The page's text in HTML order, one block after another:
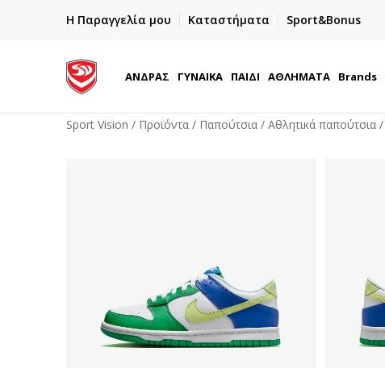
Η Παραγγελία μου Καταστήματα Sport&Bonus
ΓΡΗΓΟΡΟΤΕΡΗ ΠΑΡΑΔΟΣΗ ΜΕ BOX NOW
Παραλαβή 24/7
ΑΝΔΡΑΣ ΓΥΝΑΙΚΑ ΠΑΙΔΙ ΑΘΛΗΜΑΤΑ Brands
Sport Vision Προϊόντα Παπούτσια Αθλητικά παπούτσια